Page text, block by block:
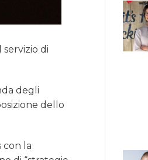
di
degli
dello
con la